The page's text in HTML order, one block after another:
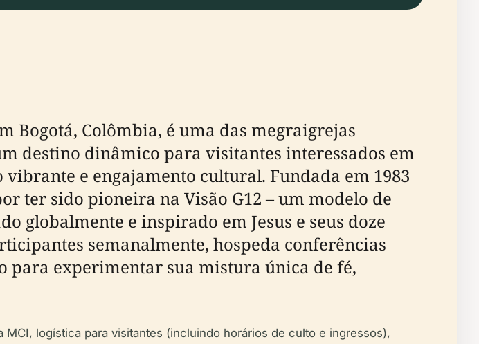
Bogotá, Colômbia, é uma das megraigrejas
destino dinâmico para visitantes interessados em
e engajamento cultural. Fundada em 1983
ter sido pioneira na Visão G12 – um modelo de
globalmente e inspirado em Jesus e seus doze
semanalmente, hospeda conferências
para experimentar sua mistura única de fé,
logística para visitantes (incluindo horários de culto e ingressos),